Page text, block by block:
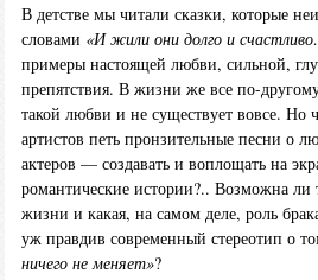
В детстве мы читали сказки, которые
словами «И жили они долго и
примеры настоящей любви, сильной,
препятствия. В жизни же все по-
такой любви и не существует вовсе. Но
артистов петь пронзительные песни о
актеров — создавать и воплощать на
романтические истории?.. Возможна ли
жизни и какая, на самом деле, роль
уж правдив современный стереотип о
ничего не меняет»?